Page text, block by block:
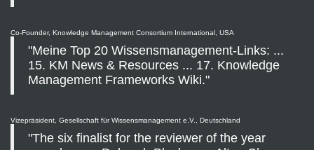
Co-Founder, Knowledge Management Consortium International, USA
"Meine Top 20 Wissensmanagement-Links: ...
15. KM News & Resources ... 17. Knowledge
Management Frameworks Wiki."
Vizepräsident, Gesellschaft für Wissensmanagement e.V., Deutschland
"The six finalist for the reviewer of the year